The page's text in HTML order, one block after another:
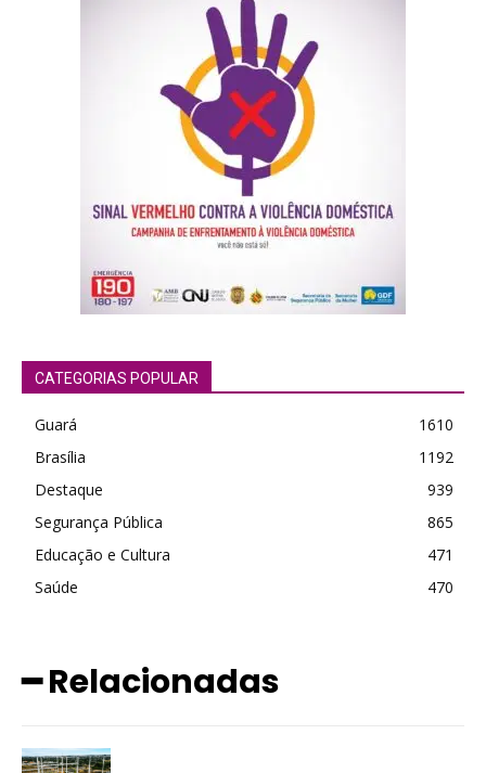
CATEGORIAS POPULAR
Guará
1610
Brasília
1192
Destaque
939
Segurança Pública
865
Educação e Cultura
471
Saúde
470
━ Relacionadas